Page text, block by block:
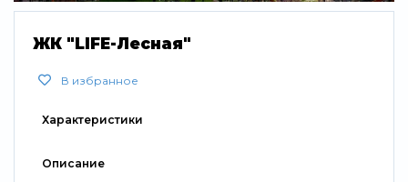
ЖК "LIFE-Лесная"
В избранное
Характеристики
Описание